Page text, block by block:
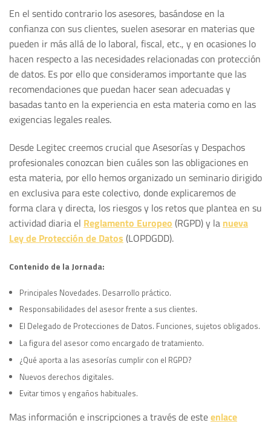
En el sentido contrario los asesores, basándose en la
confianza con sus clientes, suelen asesorar en materias que
pueden ir más allá de lo laboral, fiscal, etc., y en ocasiones lo
hacen respecto a las necesidades relacionadas con protección
de datos. Es por ello que consideramos importante que las
recomendaciones que puedan hacer sean adecuadas y
basadas tanto en la experiencia en esta materia como en las
exigencias legales reales.
Desde Legitec creemos crucial que Asesorías y Despachos
profesionales conozcan bien cuáles son las obligaciones en
esta materia, por ello hemos organizado un seminario dirigido
en exclusiva para este colectivo, donde explicaremos de
forma clara y directa, los riesgos y los retos que plantea en su
actividad diaria el Reglamento Europeo (RGPD) y la nueva
Ley de Protección de Datos (LOPDGDD).
Contenido de la Jornada:
Principales Novedades. Desarrollo práctico.
Responsabilidades del asesor frente a sus clientes.
El Delegado de Protecciones de Datos. Funciones, sujetos obligados.
La figura del asesor como encargado de tratamiento.
¿Qué aporta a las asesorías cumplir con el RGPD?
Nuevos derechos digitales.
Evitar timos y engaños habituales.
Mas información e inscripciones a través de esteenlace